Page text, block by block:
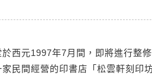
西元1997年7月間，即將進行整
民間經營的印書店「松雲軒刻印